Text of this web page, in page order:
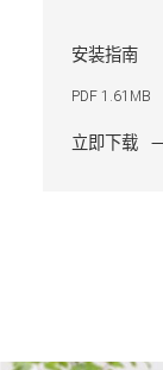
安装指南
PDF 1.61MB
立即下载